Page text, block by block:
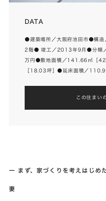
DATA
●建築場所／大阪府池田市●構造
2階● 竣工／2013年9月●分類
万円●敷地面積／141.66㎡［
［18.03坪］●延床面積／
この住まい
ー まず、家づくりを考えはじめ
妻